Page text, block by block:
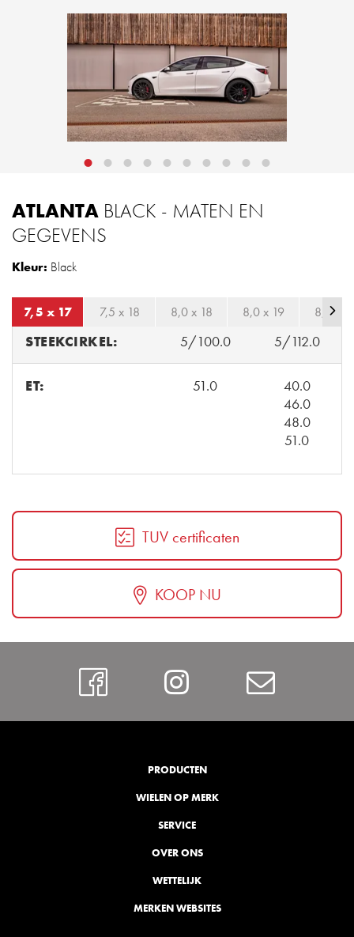
ATLANTA BLACK - MATEN EN
GEGEVENS
Kleur: Black
7,5 x 17 7,5 x 18 8,0 x 18 8,0 x 19 8,5 x
STEEKCIRKEL: 5/100.0 5/112.0
ET: 51.0
40.0
46.0
48.0
51.0
TUV certificaten
KOOP NU
FacebookInstagram
PRODUCTEN
WIELEN OP MERK
SERVICE
OVER ONS
WETTELIJK
MERKEN WEBSITES